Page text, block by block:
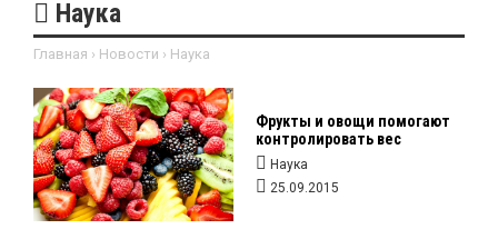
Наука
Главная › Новости › Наука
Фрукты и овощи помогают
контролировать вес
Наука
25.09.2015